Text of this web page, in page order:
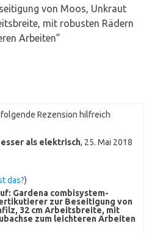
von Moos, Unkraut
mit robusten Rädern
Arbeiten”
Rezension hilfreich
als elektrisch, 25. Mai 2018
das?)
Gardena combisystem-
zur Beseitigung von
32 cm Arbeitsbreite, mit
zum leichteren Arbeiten